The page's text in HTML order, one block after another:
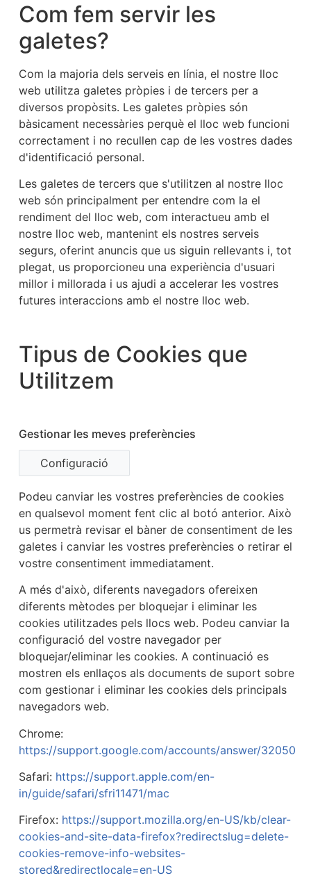
Com fem servir les
galetes?
Com la majoria dels serveis en línia, el nostre lloc
web utilitza galetes pròpies i de tercers per a
diversos propòsits. Les galetes pròpies són
bàsicament necessàries perquè el lloc web funcioni
correctament i no recullen cap de les vostres dades
d'identificació personal.
Les galetes de tercers que s'utilitzen al nostre lloc
web són principalment per entendre com la el
rendiment del lloc web, com interactueu amb el
nostre lloc web, mantenint els nostres serveis
segurs, oferint anuncis que us siguin rellevants i, tot
plegat, us proporcioneu una experiència d'usuari
millor i millorada i us ajudi a accelerar les vostres
futures interaccions amb el nostre lloc web.
Tipus de Cookies que
Utilitzem
Gestionar les meves preferències
Configuració
Podeu canviar les vostres preferències de cookies
en qualsevol moment fent clic al botó anterior. Això
us permetrà revisar el bàner de consentiment de les
galetes i canviar les vostres preferències o retirar el
vostre consentiment immediatament.
A més d'això, diferents navegadors ofereixen
diferents mètodes per bloquejar i eliminar les
cookies utilitzades pels llocs web. Podeu canviar la
configuració del vostre navegador per
bloquejar/eliminar les cookies. A continuació es
mostren els enllaços als documents de suport sobre
com gestionar i eliminar les cookies dels principals
navegadors web.
Chrome:
https://support.google.com/accounts/answer/32050
Safari: https://support.apple.com/en-
in/guide/safari/sfri11471/mac
Firefox: https://support.mozilla.org/en-US/kb/clear-
cookies-and-site-data-firefox?redirectslug=delete-
cookies-remove-info-websites-
stored&redirectlocale=en-US